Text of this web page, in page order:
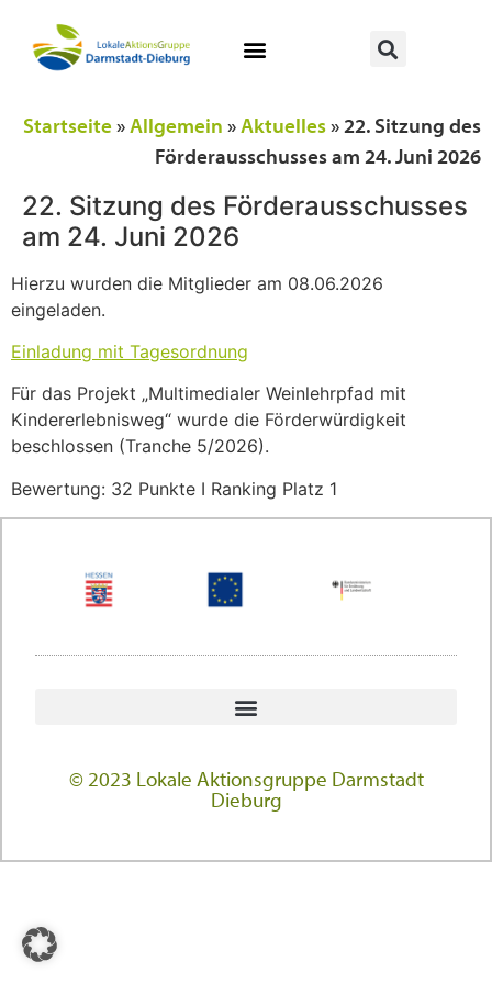
Startseite»Allgemein »Aktuelles» 22. Sitzung des
Förderausschusses am 24. Juni 2026
22. Sitzung des Förderausschusses
am 24. Juni 2026
Hierzu wurden die Mitglieder am 08.06.2026
eingeladen.
Einladung mit Tagesordnung
Für das Projekt „Multimedialer Weinlehrpfad mit
Kindererlebnisweg“ wurde die Förderwürdigkeit
beschlossen (Tranche 5/2026).
Bewertung: 32 Punkte I Ranking Platz 1
© 2023 Lokale Aktionsgruppe Darmstadt
Dieburg